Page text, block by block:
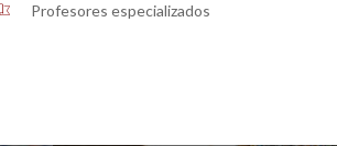
Profesores especializados